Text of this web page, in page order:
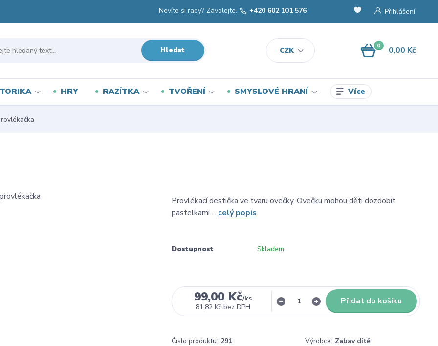
CZK
Přihlášení
Hledat
Nevíte si rady? Zavolejte. +420 602 101 576
0 0,00 Kč
HRY RAZÍTKA TVOŘENÍ SMYSLOVÉ HRANÍ Více
Provlékací destička ve tvaru ovečky. Ovečku mohou děti dozdobit
pastelkami ... celý popis
Dostupnost Skladem
99,00 Kč/ks
81,82 Kč bez DPH
Přidat do košíku
Číslo produktu: 291 Výrobce: Zabav dítě